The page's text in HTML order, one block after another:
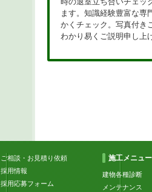
ます。知識経験豊富な専
かくチェック。写真付き
わかり易くご説明申し上
ご相談・お見積り依頼
採用情報
採用応募フォーム
施工メニュー
建物各種診断
メンテナンス